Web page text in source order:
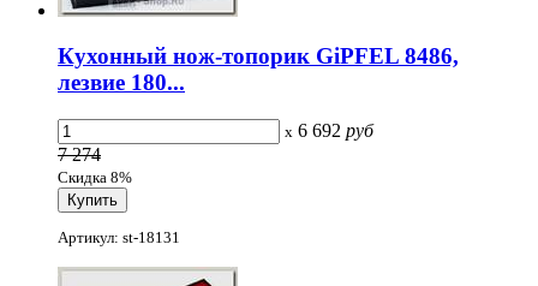
Кухонный нож-топорик GiPFEL 8486,
лезвие 180...
x 6 692 руб
7 274
Скидка 8%
Артикул: st-18131